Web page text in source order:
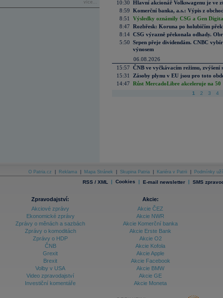
více...
10:30 Hlavní akcionář Volkswagenu je ve
8:59 Komerční banka, a.s.: Výpis z
8:51
Výsledky oznámily CSG a Gen
8:47 Rozbřesk: Koruna po holubičím
8:14 CSG výrazně překonala odhady.
5:50 Srpen přeje dividendám. CNBC
výnosem
06.08.2026
15:57 ČNB ve vyčkávacím režimu, zvýšení
15:31
Zásoby plynu v EU jsou pro toto
14:47 Růst MercadoLibre akceleruje na
1 2 3 4
O Patria.cz Reklama Mapa Stránek Skupina Patria Kariéra v Patrii Podmínky
RSS / XML | Cookies | E-mail newsletter | SMS
Zpravodajství:
Akciové zprávy
Ekonomické zprávy
Zprávy o měnách a sazbách
Zprávy o komoditách
Zprávy o HDP
ČNB
Grexit
Brexit
Volby v USA
Video zpravodajství
Investiční komentáře
Akcie:
Akcie ČEZ
Akcie NWR
Akcie Komerční banka
Akcie Erste Bank
Akcie O2
Akcie Kofola
Akcie Apple
Akcie Facebook
Akcie BMW
Akcie GE
Akcie Moneta